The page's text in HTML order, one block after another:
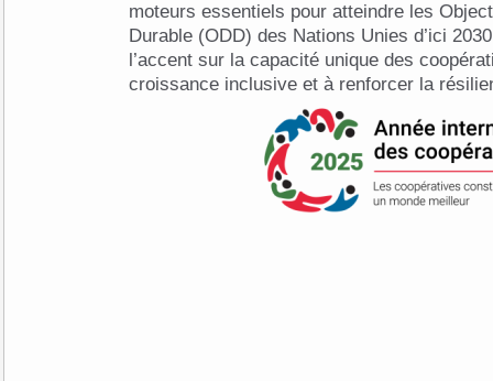
moteurs essentiels pour atteindre les
Durable (ODD) des Nations Unies d’ici
l’accent sur la capacité unique des
croissance inclusive et à renforcer la